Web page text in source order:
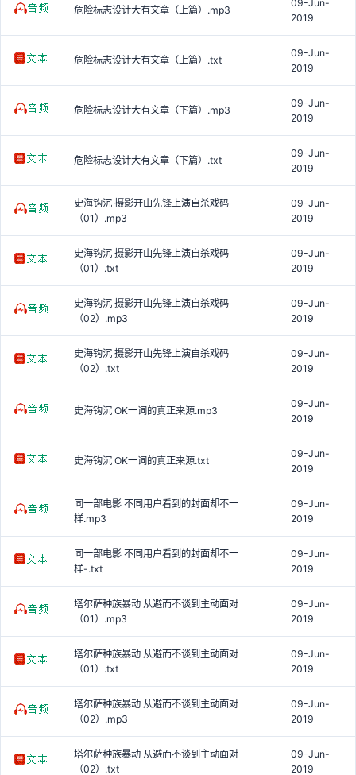
危险标志设计大有文章（上篇）.mp3
09-Jun-
2019
危险标志设计大有文章（上篇）.txt
09-Jun-
2019
危险标志设计大有文章（下篇）.mp3
09-Jun-
2019
危险标志设计大有文章（下篇）.txt
09-Jun-
2019
史海钩沉 摄影开山先锋上演自杀戏码
（01）.mp3
09-Jun-
2019
史海钩沉 摄影开山先锋上演自杀戏码
（01）.txt
09-Jun-
2019
史海钩沉 摄影开山先锋上演自杀戏码
（02）.mp3
09-Jun-
2019
史海钩沉 摄影开山先锋上演自杀戏码
（02）.txt
09-Jun-
2019
史海钩沉 OK一词的真正来源.mp3
09-Jun-
2019
史海钩沉 OK一词的真正来源.txt
09-Jun-
2019
同一部电影 不同用户看到的封面却不一
样.mp3
09-Jun-
2019
同一部电影 不同用户看到的封面却不一
样-.txt
09-Jun-
2019
塔尔萨种族暴动 从避而不谈到主动面对
（01）.mp3
09-Jun-
2019
塔尔萨种族暴动 从避而不谈到主动面对
（01）.txt
09-Jun-
2019
塔尔萨种族暴动 从避而不谈到主动面对
（02）.mp3
09-Jun-
2019
塔尔萨种族暴动 从避而不谈到主动面对
（02）.txt
09-Jun-
2019